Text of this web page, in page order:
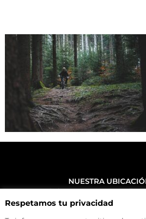
NUESTRA
Haz click aquí y mira como
CONTACTA CON
+34 972 500 449
Respetamos tu privacidad